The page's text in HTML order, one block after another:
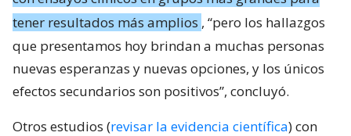
tener resultados más amplios , “pero los hallazgos
que presentamos hoy brindan a muchas personas
nuevas esperanzas y nuevas opciones, y los únicos
efectos secundarios son positivos”, concluyó.
Otros estudios (revisar la evidencia científica) con